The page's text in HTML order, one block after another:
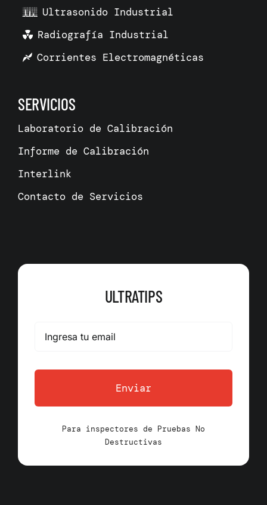
Ultrasonido Industrial
Radiografía Industrial
Corrientes Electromagnéticas
SERVICIOS
Laboratorio de Calibración
Informe de Calibración
Interlink
Contacto de Servicios
ULTRATIPS
Enviar
Para inspectores de Pruebas No
Destructivas